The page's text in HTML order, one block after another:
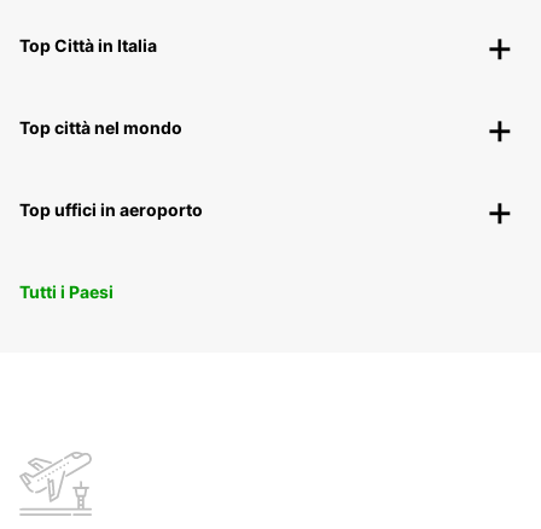
Top Città in Italia
Top città nel mondo
Top uffici in aeroporto
Tutti i Paesi